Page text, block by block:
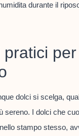
durante il
per
dolci si scelga,
sereno. I dolci che
stampo stesso,